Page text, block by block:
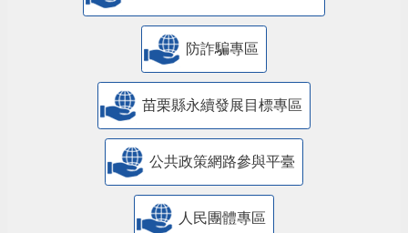
防詐騙專區
苗栗縣永續發展目標專區
公共政策網路參與平臺
人民團體專區